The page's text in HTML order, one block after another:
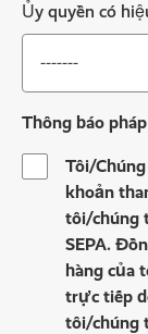
Ủy quyền có
Thông báo
Tôi/
khoản
tôi/chúng
SEPA.
hàng của
trực tiếp
tôi/chúng